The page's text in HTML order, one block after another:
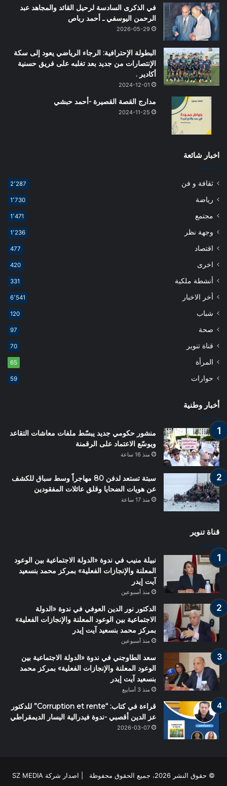
في الذكرى السادسة لرحيل القائد والمجاهد عبد
الرحمن اليوسفي ـ أحمد رباص
2026-05-29
البطولة الإحترافية: الرجاء الرياضي يعود إلى سكة
الإنتصارات من جديد بعد تغلبه على فريق حسنية
أكادير .
2024-12-01
مدارج القصة القصيرة -أحمد حبشي
2024-11-25
اخبار شائعة
ثقافة و فن 2٬287
رياضة 1٬730
مجتمع 1٬471
وجهة نظر 1٬236
اقتصاد 477
اخرى 420
أنشطة ملكية 331
أخر الاخبار 6٬541
شباب 120
صحة 97
قناة تنوير 70
المرأة 65
حوارات 59
أخبار وطنية
منشور حكومي جديد يبسّط ملفات معاشات التقاعد
ويوسّع الاعتماد على الرقمنة
منذ 16 ساعة
سبتة تستعد لدفن 80 مهاجراً وسط سباق للكشف
عن هويات الضحايا وقلق عائلات المفقودين
منذ 17 ساعة
قناة تنوير
نبيلة منيب في ندوة «الدولة الاجتماعية بين الوعود
المعلنة والإنجازات الفعلية» بمركز محمد بنسعيد
آيت إيدر
منذ أسبوعين
الدكتور نور الدين العوفي في ندوة «الدولة
الاجتماعية بين الوعود المعلنة والإنجازات الفعلية»
بمركز محمد بنسعيد آيت إيدر
منذ أسبوعين
سعد الطاوجني في ندوة «الدولة الاجتماعية بين
الوعود المعلنة والإنجازات الفعلية» بمركز محمد
بنسعيد آيت إيدر
منذ 3 أسابيع
قراءة في كتاب: “Corruption et rente” للدكتور
عز الدين أقصبي -ندوة فيدرالية اليسار الديمقراطي
2026-03-07
© حقوق النشر 2026، جميع الحقوق محفوظة | اصدار شركة SZ MEDIA